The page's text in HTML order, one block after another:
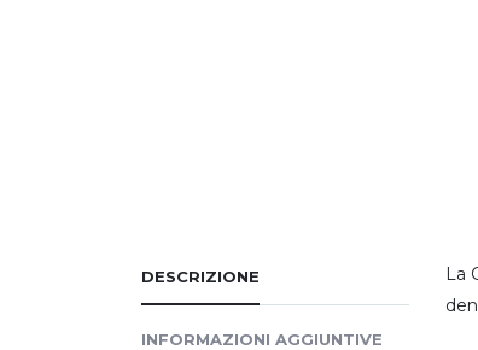
DESCRIZIONE
INFORMAZIONI AGGIUNTIVE
La